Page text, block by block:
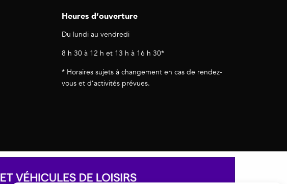
Heures d’ouverture
Du lundi au vendredi
8 h 30 à 12 h et 13 h à 16 h 30*
* Horaires sujets à changement en cas de rendez-
vous et d’activités prévues.